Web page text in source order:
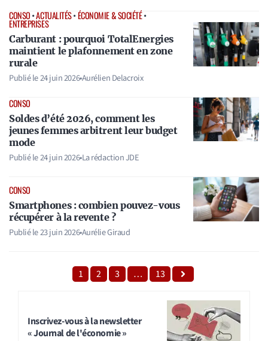
CONSO•ACTUALITÉS•ÉCONOMIE & SOCIÉTÉ•
ENTREPRISES
Carburant : pourquoi TotalEnergies
maintient le plafonnement en zone
rurale
Publié le24 juin 2026•Aurélien Delacroix
CONSO
Soldes d’été 2026, comment les
jeunes femmes arbitrent leur budget
mode
Publié le24 juin 2026•La rédaction JDE
CONSO
Smartphones : combien pouvez-vous
récupérer à la revente ?
Publié le23 juin 2026•Aurélie Giraud
1 2 3 … 13
Inscrivez-vous à la newsletter
« Journal de l'économie »